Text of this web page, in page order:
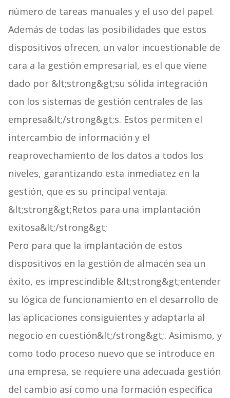
número de tareas manuales y el uso del papel.
Además de todas las posibilidades que estos
dispositivos ofrecen, un valor incuestionable de
cara a la gestión empresarial, es el que viene
dado por &lt;strong&gt;su sólida integración
con los sistemas de gestión centrales de las
empresa&lt;/strong&gt;s. Estos permiten el
intercambio de información y el
reaprovechamiento de los datos a todos los
niveles, garantizando esta inmediatez en la
gestión, que es su principal ventaja.
&lt;strong&gt;Retos para una implantación
exitosa&lt;/strong&gt;
Pero para que la implantación de estos
dispositivos en la gestión de almacén sea un
éxito, es imprescindible &lt;strong&gt;entender
su lógica de funcionamiento en el desarrollo de
las aplicaciones consiguientes y adaptarla al
negocio en cuestión&lt;/strong&gt;. Asimismo, y
como todo proceso nuevo que se introduce en
una empresa, se requiere una adecuada gestión
del cambio así como una formación específica